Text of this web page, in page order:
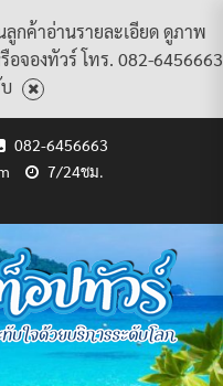
กค้าอ่านรายละเอียด ดูภาพ
จองทัวร์ โทร. 082-6456663
082-6456663
7/24ชม.
คเกจ
ร์
หมด
สู่
ไทย
ท็อป
ทัวร์
เราทั้งหมด